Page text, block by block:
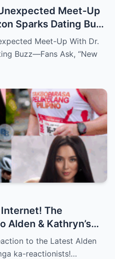
Meet-Up
Sparks Dating Buzz
Interest? Is She
Meet-Up With Dr.
Buzz—Fans Ask, “New
The
Alden & Kathryn’s
Moments You
to the Latest Alden
ka-reactionists!…